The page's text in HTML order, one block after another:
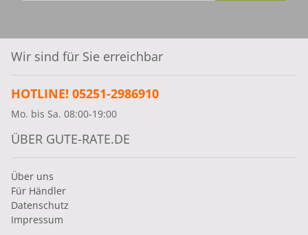
Wir sind für Sie erreichbar
HOTLINE! 05251-2986910
Mo. bis Sa. 08:00-19:00
ÜBER GUTE-RATE.DE
Über uns
Für Händler
Datenschutz
Impressum